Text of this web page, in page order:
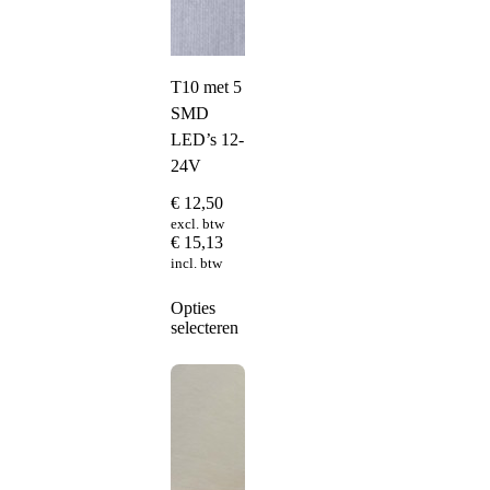
T10 met 5
SMD
LED’s 12-
24V
€ 12,50
excl. btw
€ 15,13
incl. btw
Opties
selecteren
meerdere